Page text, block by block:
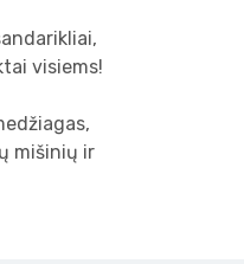
visiems!
mišinių ir